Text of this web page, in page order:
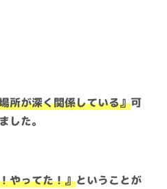
所が深く関係している』可
した。
やってた！』ということが